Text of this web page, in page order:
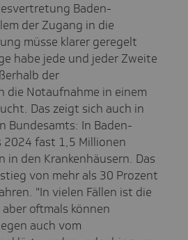
Baden-
der Zugang in die
müsse klarer geregelt
habe jede und jeder Zweite
der
die Notaufnahme in einem
Das zeigt sich auch in
Bundesamts: In Baden-
fast 1,5 Millionen
den Krankenhäusern. Das
von mehr als 30 Prozent
"In vielen Fällen ist die
oftmals können
auch vom